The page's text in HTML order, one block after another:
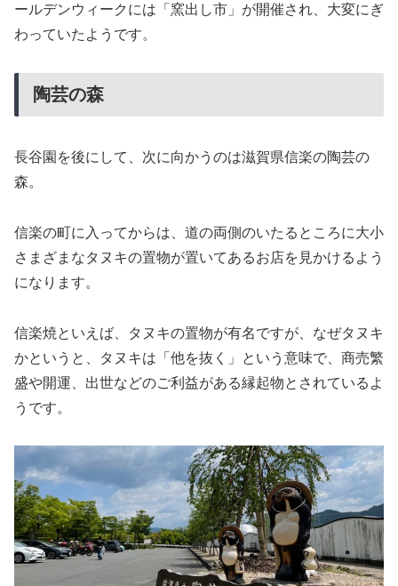
ールデンウィークには「窯出し市」が開催され、大変にぎ
わっていたようです。
陶芸の森
長谷園を後にして、次に向かうのは滋賀県信楽の陶芸の
森。
信楽の町に入ってからは、道の両側のいたるところに大小
さまざまなタヌキの置物が置いてあるお店を見かけるよう
になります。
信楽焼といえば、タヌキの置物が有名ですが、なぜタヌキ
かというと、タヌキは「他を抜く」という意味で、商売繁
盛や開運、出世などのご利益がある縁起物とされているよ
うです。